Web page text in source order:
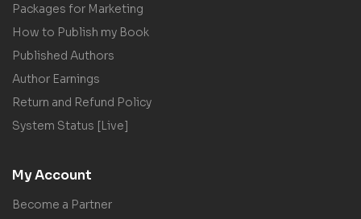
Packages for Marketing
How to Publish my Book
Published Authors
Author Earnings
Return and Refund Policy
System Status [Live]
My Account
Become a Partner